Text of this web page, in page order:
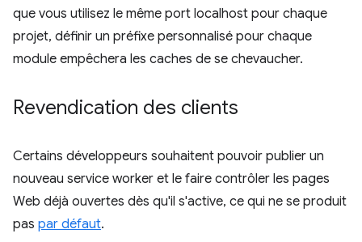
que vous utilisez le même port localhost pour chaque
projet, définir un préfixe personnalisé pour chaque
module empêchera les caches de se chevaucher.
Revendication des clients
Certains développeurs souhaitent pouvoir publier un
nouveau service worker et le faire contrôler les pages
Web déjà ouvertes dès qu'il s'active, ce qui ne se produit
pas par défaut.